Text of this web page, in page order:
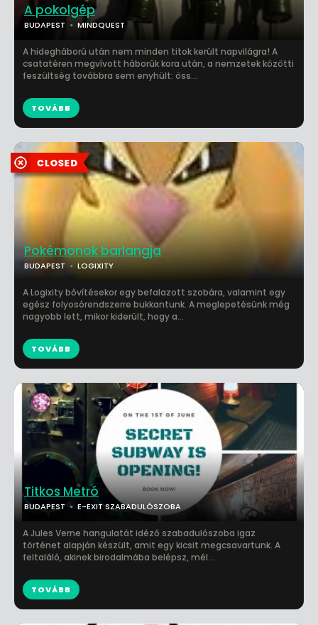
Pokémonok barlangja
BUDAPEST LOGIXITY
A Logixity bővítésekor egy befalazott szobára, valamint egy
egész folyosórendszerre bukkantunk. A meglepetésünk még
nagyobb lett, mikor kiderült, hogy a...
TOVÁBB
A pokolgép
BUDAPEST MINDQUEST
A hidegháború után nem minden titok került napvilágra! A
csatatéren megvívott háborúk kora után, a nemzetek közötti
feszültség továbbra sem enyhült: öss...
TOVÁBB
Titkos Metró
BUDAPEST E-EXIT SZABADULÓSZOBA
A Jules Verne hangulatát idéző szabadulószoba igaz
történet alapján készült, amit egy kicsit megcsavartunk. A
feltaláló, akinek birodalmába belépsz, mél...
TOVÁBB